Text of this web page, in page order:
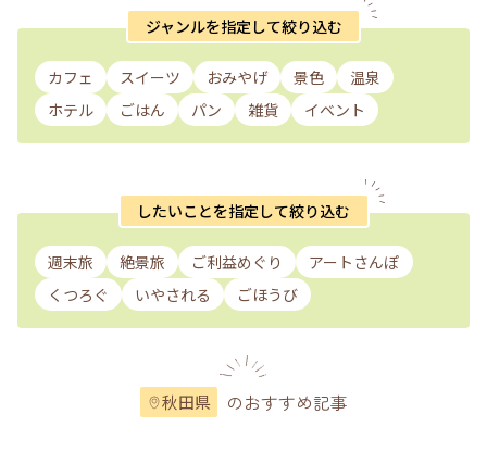
ジャンルを指定して絞り込む
カフェ スイーツ おみやげ 景色
温泉
ホテル
ごはん パン 雑貨 イベント
したいことを指定して絞り込む
週末旅 絶景旅 ご利益めぐり
アートさんぽ
くつろぐ
いやされる ごほうび
秋田県 のおすすめ記事